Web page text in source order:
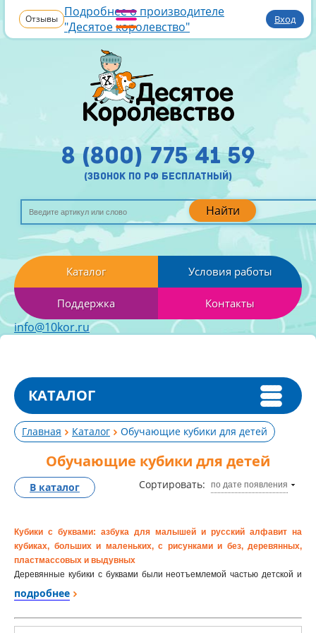
Отзывы Подробнее о производителе
"Десятое королевство"
Вход
Найти
8 (800) 775 41 59
(звонок по рф бесплатный)
Каталог Условия работы
Поддержка Контакты
info@10kor.ru
КАТАЛОГ
Главная Каталог Обучающие кубики для детей
Обучающие кубики для детей
Сортировать: по дате появления
В каталог
Кубики с буквами: азбука для малышей и русский алфавит на
кубиках, больших и маленьких, с рисунками и без, деревянных,
пластмассовых и выдувных
Деревянные кубики с буквами были неотъемлемой частью детской и
первым шагом на пути изучения всех глубин русского языка еще более
века назад, но и сейчас по-прежнему прекрасно справляются со своей
ролью, правда, уже в компании с пластмассовыми и выдувными
подробнее